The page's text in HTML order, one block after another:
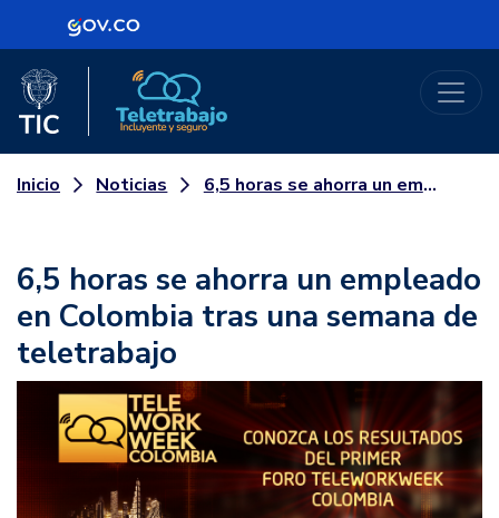
Logo Gobierno de Colombia
Logo del Ministerio TIC
Inicio Noticias 6,5 horas se ahorra un empleado en Colombia tras una semana de teletrabajo
6,5 horas se ahorra un empleado
en Colombia tras una semana de
teletrabajo